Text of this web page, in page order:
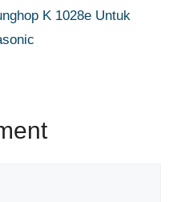
K 1028e Untuk